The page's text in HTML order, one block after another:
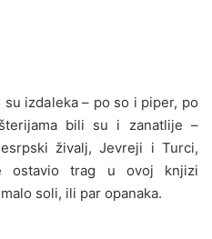
izdaleka – po so i piper, po
bili su i zanatlije –
živalj, Jevreji i Turci,
ostavio trag u ovoj knjizi
soli, ili par opanaka.